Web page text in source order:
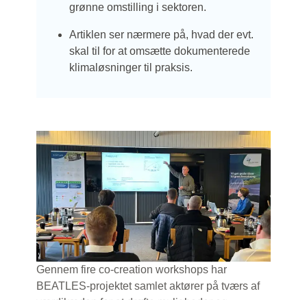
grønne omstilling i sektoren.
Artiklen ser nærmere på, hvad der evt.
skal til for at omsætte dokumenterede
klimaløsninger til praksis.
Gennem fire co-creation workshops har
BEATLES-projektet samlet aktører på tværs af